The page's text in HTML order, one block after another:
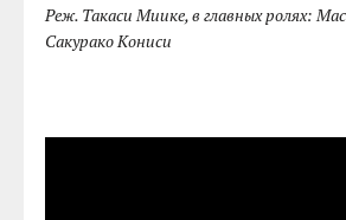
Реж. Такаси Миике, в главных ролях:
Сакурако Кониси